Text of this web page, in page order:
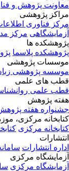
معاونت پژوهش و
مراکز پژوهشی
مرکز فناوری
آزمایشگاهی مرکز
پژوهشکده ها
پژوهشکده پلاسما
موسسات پژوهشی
موسسه پژوهشی زبان
قطب های علمی
قطب علمی
هفته پژوهش
جشنواره هفته پژوهش
کتابخانه مرکزی،
کتابخانه مرکزی
انتشارات
اداره انتشارات
آزمایشگاه مرکزی
آزمایشگاه مرکزی